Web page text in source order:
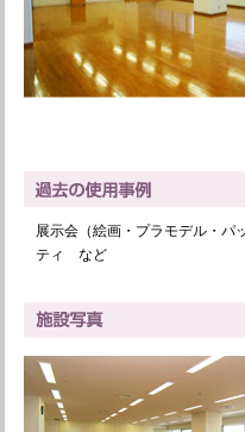
展示会（絵画・プラモデル・パ
ティ など